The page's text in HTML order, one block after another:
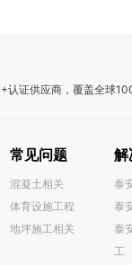
认证供应商，覆盖全球
常见问题
混凝土相关
体育设施工程
地坪施工相关
解
泰
泰
泰
工